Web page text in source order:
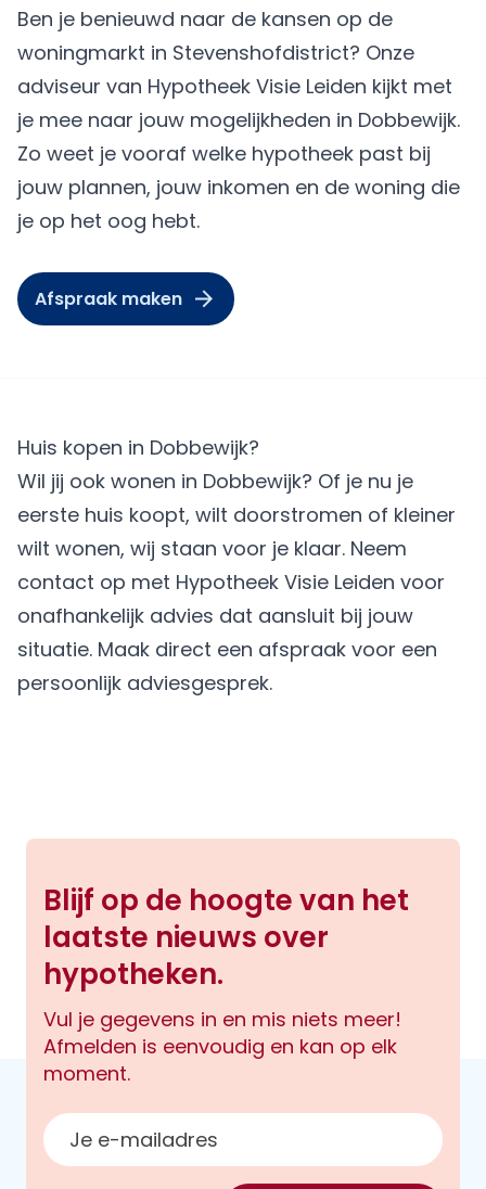
Ben je benieuwd naar de kansen op de
woningmarkt in Stevenshofdistrict? Onze
adviseur van Hypotheek Visie Leiden kijkt met
je mee naar jouw mogelijkheden in Dobbewijk.
Zo weet je vooraf welke hypotheek past bij
jouw plannen, jouw inkomen en de woning die
je op het oog hebt.
Afspraak maken
Huis kopen in Dobbewijk?
Wil jij ook wonen in Dobbewijk? Of je nu je
eerste huis koopt, wilt doorstromen of kleiner
wilt wonen, wij staan voor je klaar. Neem
contact op met Hypotheek Visie Leiden voor
onafhankelijk advies dat aansluit bij jouw
situatie. Maak direct een afspraak voor een
persoonlijk adviesgesprek.
Blijf op de hoogte van het
laatste nieuws over
hypotheken.
Vul je gegevens in en mis niets meer!
Afmelden is eenvoudig en kan op elk
moment.
E-mailadres